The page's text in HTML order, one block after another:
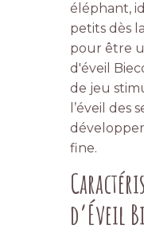
éléphant,
petits dès
pour être
d'éveil
de jeu
l’éveil des
fine.
d’Éveil